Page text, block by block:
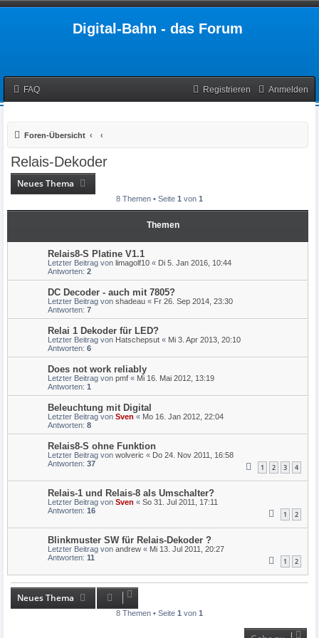
Digital-Bahn - das Forum
FAQ Anmelden
Registrieren
Foren-Übersicht
Relais-Dekoder
Neues Thema
8 Themen • Seite 1 von 1
Themen
Relais8-S Platine V1.1
Letzter Beitrag von limagolf10 « Di 5. Jan 2016, 10:44
Antworten: 2
DC Decoder - auch mit 7805?
Letzter Beitrag von shadeau « Fr 26. Sep 2014, 23:30
Antworten: 7
Relai 1 Dekoder für LED?
Letzter Beitrag von Hatschepsut « Mi 3. Apr 2013, 20:10
Antworten: 6
Does not work reliably
Letzter Beitrag von pmf « Mi 16. Mai 2012, 13:19
Antworten: 1
Beleuchtung mit Digital
Letzter Beitrag von Sven « Mo 16. Jan 2012, 22:04
Antworten: 8
Relais8-S ohne Funktion
Letzter Beitrag von wolveric « Do 24. Nov 2011, 16:58
Antworten: 37 1 2 3 4
Relais-1 und Relais-8 als Umschalter?
Letzter Beitrag von Sven « So 31. Jul 2011, 17:11
Antworten: 16 1 2
Blinkmuster SW für Relais-Dekoder ?
Letzter Beitrag von andrew « Mi 13. Jul 2011, 20:27
Antworten: 11 1 2
Neues Thema
8 Themen • Seite 1 von 1